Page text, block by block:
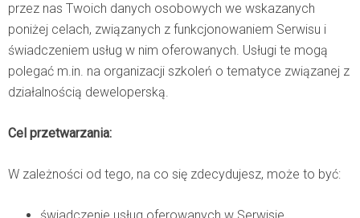
przez nas Twoich danych osobowych we wskazanych
poniżej celach, związanych z funkcjonowaniem Serwisu i
świadczeniem usług w nim oferowanych. Usługi te mogą
polegać m.in. na organizacji szkoleń o tematyce związanej z
działalnością deweloperską.
Cel przetwarzania:
W zależności od tego, na co się zdecydujesz, może to być: